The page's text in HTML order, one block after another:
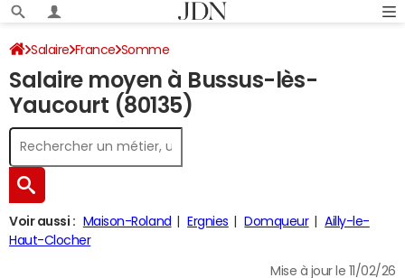
Salaire France Somme
Salaire moyen à Bussus-lès-
Yaucourt (80135)
Voir aussi : Maison-Roland Ergnies Domqueur
Ailly-le-
Haut-Clocher
Mise à jour le 11/02/26